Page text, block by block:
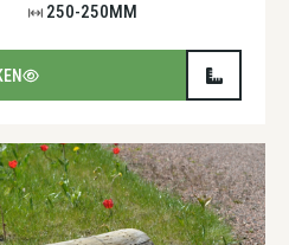
250-250MM